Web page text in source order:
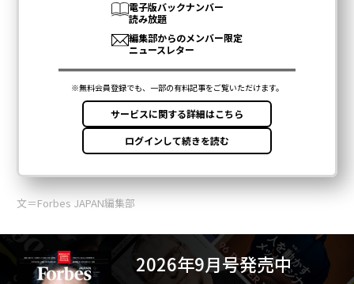
文＝Forbes JAPAN編集部
2026年9月号発売中